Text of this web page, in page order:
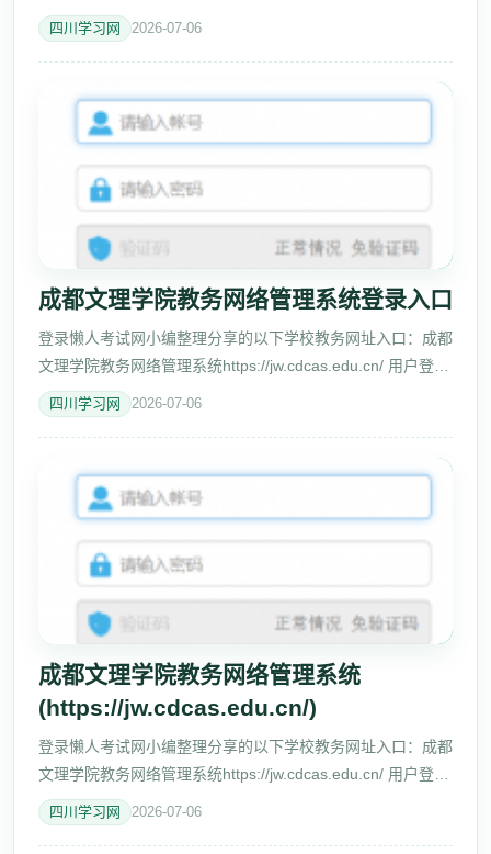
redirect=%2FHomePage遵义市综合素质评价系统登录入口
学生端 遵义市综合素质评价系统 账 号 请输入用户
四川学习网 2026-07-06
成都文理学院教务网络管理系统登录入口
登录懒人考试网小编整理分享的以下学校教务网址入口：成都
文理学院教务网络管理系统https://jw.cdcas.edu.cn/ 用户登录
请输入账号 请输入密码 输入验证码 忘记密码 温馨提示：推
荐使用IE9以上
四川学习网 2026-07-06
成都文理学院教务网络管理系统
(https://jw.cdcas.edu.cn/)
登录懒人考试网小编整理分享的以下学校教务网址入口：成都
文理学院教务网络管理系统https://jw.cdcas.edu.cn/ 用户登录
请输入账号 请输入密码 输入验证码 忘记密码 温馨提示：推
荐使用IE9以上
四川学习网 2026-07-06